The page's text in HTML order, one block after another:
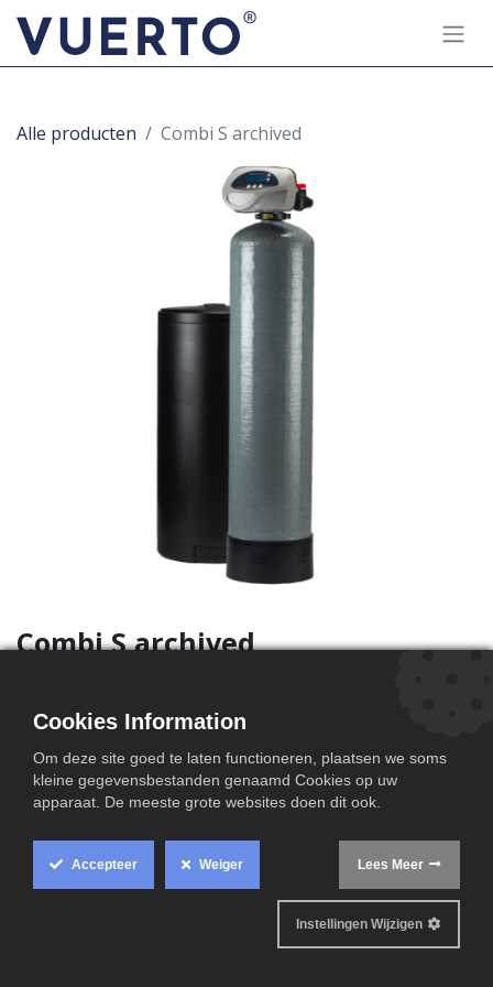
Alle producten Combi S archived
Combi S archived
voor reductie van ammonium, ijzer en hardheid
aansluiting 1"
elektr.aansluiting : 230V 50Hz
werkdruk 2.3 - 6 Bar
incl. bypas en 2 aansluitflexibels 1"
zoutverbr : 5.25 kg/reg
capaciteit : +- 4000L /reg (TH = 30°F)
piekdebiet : 30 L/min (indien ook NH4 ammonium 12
Cookies Information
Om deze site goed te laten functioneren, plaatsen we soms
kleine gegevensbestanden genaamd Cookies op uw
apparaat. De meeste grote websites doen dit ook.
Accepteer Weiger Lees Meer
Instellingen Wijzigen